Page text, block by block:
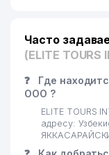
24
26
27 JMA
Часто
(ELITE
❓
Где
ООО ?
ELITE TOURS
адресу: